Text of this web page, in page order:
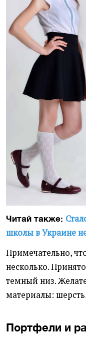
Читай также:
школы в Украине
Примечательно,
несколько.
темный низ.
материалы:
Портфели и